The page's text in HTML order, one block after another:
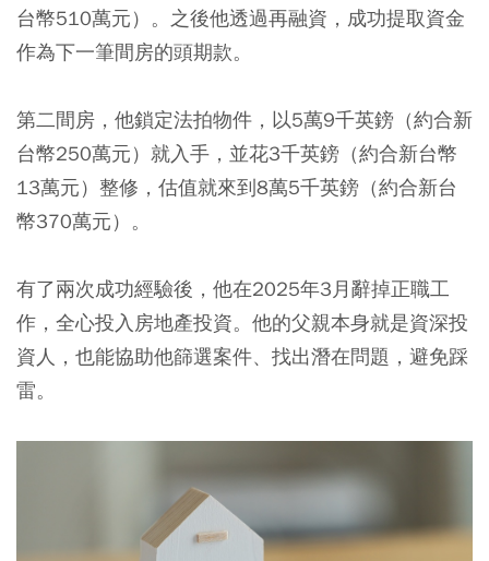
台幣510萬元）。之後他透過再融資，成功提取資金
作為下一筆間房的頭期款。
第二間房，他鎖定法拍物件，以5萬9千英鎊（約合新
台幣250萬元）就入手，並花3千英鎊（約合新台幣
13萬元）整修，估值就來到8萬5千英鎊（約合新台
幣370萬元）。
有了兩次成功經驗後，他在2025年3月辭掉正職工
作，全心投入房地產投資。他的父親本身就是資深投
資人，也能協助他篩選案件、找出潛在問題，避免踩
雷。